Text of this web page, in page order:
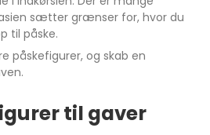
sætter grænser for, hvor du
til påske.
påskefigurer, og skab en
til gaver